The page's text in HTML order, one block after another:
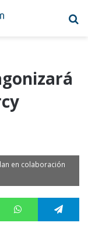
en colaboración
WhatsApp